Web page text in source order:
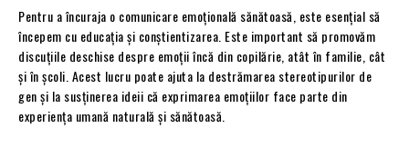
Pentru a încuraja o comunicare emoțională sănătoasă, este esențial să
începem cu educația și conștientizarea. Este important să promovăm
discuțiile deschise despre emoții încă din copilărie, atât în familie, cât
și în școli. Acest lucru poate ajuta la destrămarea stereotipurilor de
gen și la susținerea ideii că exprimarea emoțiilor face parte din
experiența umană naturală și sănătoasă.